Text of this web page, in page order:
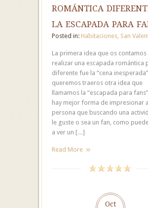
romántica
la escapada para
Posted in: Habitaciones, San
La primera idea que os contamos
realizar una escapada romántica
diferente fue la “cena
queremos traeros otra idea que
llamamos la “escapada para
hay mejor forma de impresionar
persona que buscando una
le guste o sea un fan, como
a ver un […]
Read More
Oct